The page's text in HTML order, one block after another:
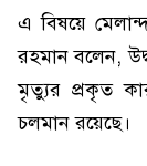
এ বিষয়ে
রহমান বলেন,
মৃত্যুর প্রকৃত
চলমান রয়েছে।